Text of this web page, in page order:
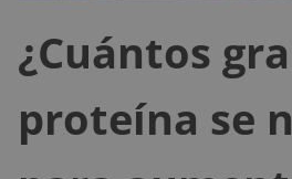
¿Cuántos
proteína se